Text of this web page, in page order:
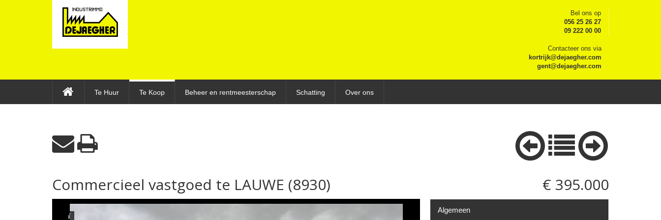
Bel ons op
056 25 26 27
09 222 00 00
Contacteer ons via
kortrijk@dejaegher.com
gent@dejaegher.com
Te Huur Te Koop Beheer en rentmeesterschap Schatting Over ons
Commercieel vastgoed te LAUWE (8930) € 395.000
Algemeen